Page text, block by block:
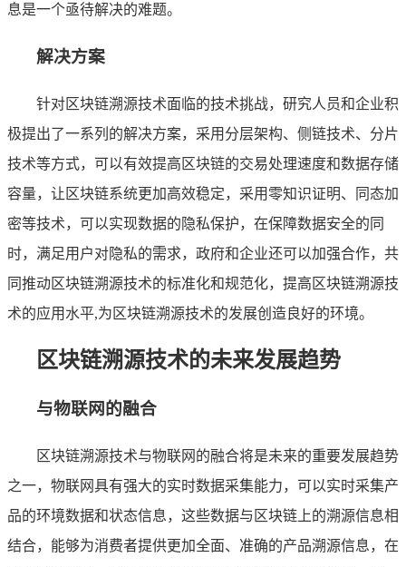
息是一个亟待解决的难题。
解决方案
针对区块链溯源技术面临的技术挑战，研究人员和企业积
极提出了一系列的解决方案，采用分层架构、侧链技术、分片
技术等方式，可以有效提高区块链的交易处理速度和数据存储
容量，让区块链系统更加高效稳定，采用零知识证明、同态加
密等技术，可以实现数据的隐私保护，在保障数据安全的同
时，满足用户对隐私的需求，政府和企业还可以加强合作，共
同推动区块链溯源技术的标准化和规范化，提高区块链溯源技
术的应用水平,为区块链溯源技术的发展创造良好的环境。
区块链溯源技术的未来发展趋势
与物联网的融合
区块链溯源技术与物联网的融合将是未来的重要发展趋势
之一，物联网具有强大的实时数据采集能力，可以实时采集产
品的环境数据和状态信息，这些数据与区块链上的溯源信息相
结合，能够为消费者提供更加全面、准确的产品溯源信息，在